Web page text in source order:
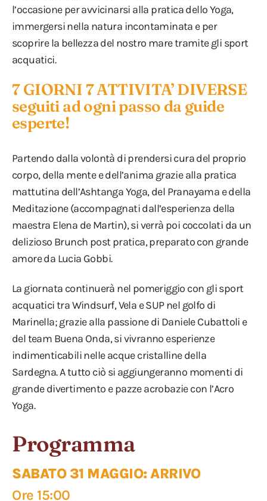
l’occasione per avvicinarsi alla pratica dello Yoga,
immergersi nella natura incontaminata e per
scoprire la bellezza del nostro mare tramite gli sport
acquatici.
7 GIORNI 7 ATTIVITA’ DIVERSE
seguiti ad ogni passo da guide
esperte!
Partendo dalla volontà di prendersi cura del proprio
corpo, della mente e dell’anima grazie alla pratica
mattutina dell’Ashtanga Yoga, del Pranayama e della
Meditazione (accompagnati dall’esperienza della
maestra Elena de Martin), si verrà poi coccolati da un
delizioso Brunch post pratica, preparato con grande
amore da Lucia Gobbi.
La giornata continuerà nel pomeriggio con gli sport
acquatici tra Windsurf, Vela e SUP nel golfo di
Marinella; grazie alla passione di Daniele Cubattoli e
del team Buena Onda, si vivranno esperienze
indimenticabili nelle acque cristalline della
Sardegna. A tutto ciò si aggiungeranno momenti di
grande divertimento e pazze acrobazie con l’Acro
Yoga.
Programma
SABATO 31 MAGGIO: ARRIVO
Ore 15:00